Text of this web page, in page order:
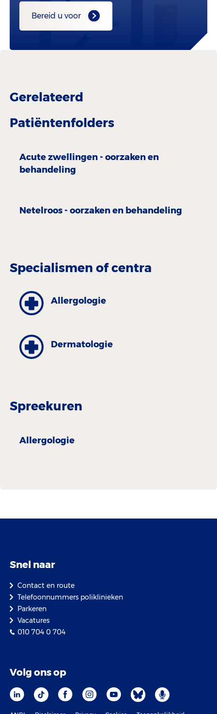
Bereid u voor
Gerelateerd
Patiëntenfolders
Acute zwellingen - oorzaken en
behandeling
Netelroos - oorzaken en behandeling
Specialismen of centra
Allergologie
Dermatologie
Spreekuren
Allergologie
Snel naar
Contact en route
Telefoonnummers poliklinieken
Parkeren
Vacatures
010 704 0 704
Volg ons op